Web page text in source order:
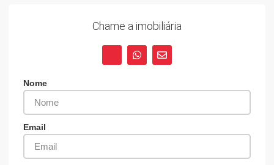
Chame a imobiliária
Nome
Email